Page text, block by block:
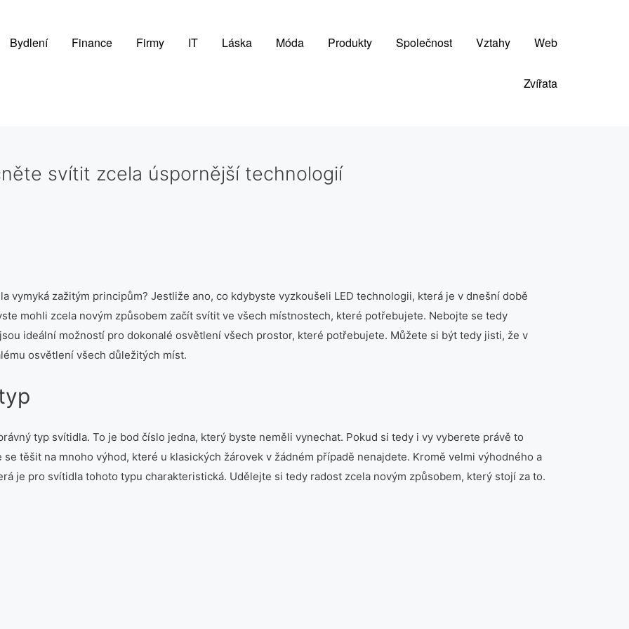
Bydlení Finance Firmy IT Láska Móda Produkty Společnost Vztahy Web
Zvířata
svítit zcela úspornější technologií
vymyká zažitým principům? Jestliže ano, co kdybyste vyzkoušeli LED technologii, která je v dnešní době
mohli zcela novým způsobem začít svítit ve všech místnostech, které potřebujete. Nebojte se tedy
jsou ideální možností pro dokonalé osvětlení všech prostor, které potřebujete. Můžete si být tedy jisti, že v
osvětlení všech důležitých míst.
typ svítidla. To je bod číslo jedna, který byste neměli vynechat. Pokud si tedy i vy vyberete právě to
těšit na mnoho výhod, které u klasických žárovek v žádném případě nenajdete. Kromě velmi výhodného a
je pro svítidla tohoto typu charakteristická. Udělejte si tedy radost zcela novým způsobem, který stojí za to.